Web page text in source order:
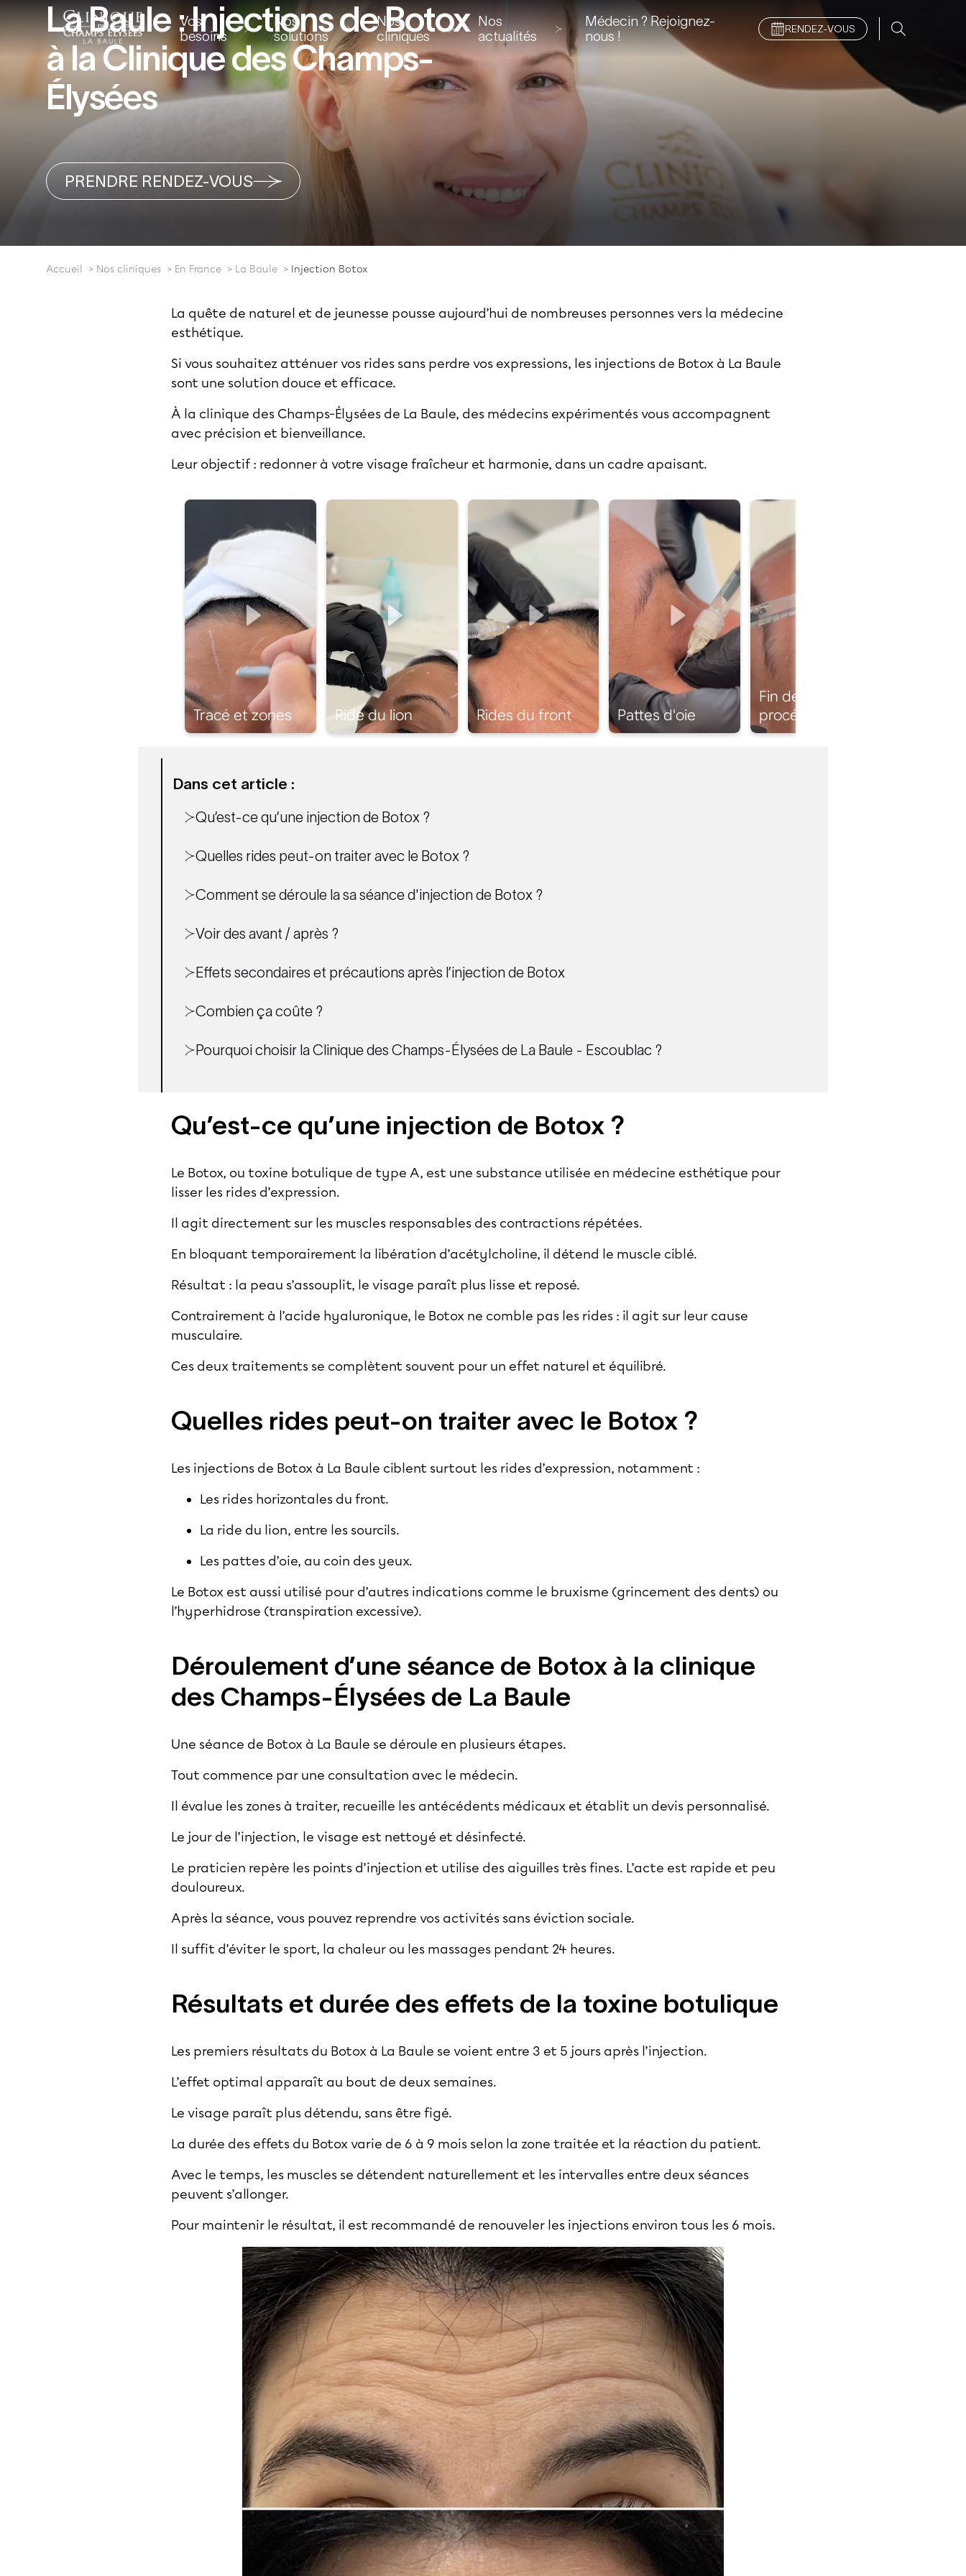
Vos
besoins
Nos
solutions
Nos
cliniques
Nos
actualités
Médecin ? Rejoignez-
nous !
RENDEZ-VOUS
La Baule : Injections de Botox
à la Clinique des Champs-
Élysées
PRENDRE RENDEZ-VOUS
Accueil Nos cliniques En France La Baule Injection Botox
Dans cet article :
Qu’est-ce qu’une injection de Botox ?
Quelles rides peut-on traiter avec le Botox ?
Comment se déroule la sa séance d'injection de Botox ?
Voir des avant / après ?
Effets secondaires et précautions après l’injection de Botox
Combien ça coûte ?
Pourquoi choisir la Clinique des Champs-Élysées de La Baule - Escoublac ?
La quête de naturel et de jeunesse pousse aujourd’hui de nombreuses personnes vers la médecine
esthétique.
Si vous souhaitez atténuer vos rides sans perdre vos expressions, les injections de Botox à La Baule
sont une solution douce et efficace.
À la clinique des Champs-Élysées de La Baule, des médecins expérimentés vous accompagnent
avec précision et bienveillance.
Leur objectif : redonner à votre visage fraîcheur et harmonie, dans un cadre apaisant.
Qu’est-ce qu’une injection de Botox ?
Le Botox, ou toxine botulique de type A, est une substance utilisée en médecine esthétique pour
lisser les rides d’expression.
Il agit directement sur les muscles responsables des contractions répétées.
En bloquant temporairement la libération d’acétylcholine, il détend le muscle ciblé.
Résultat : la peau s’assouplit, le visage paraît plus lisse et reposé.
Contrairement à l’acide hyaluronique, le Botox ne comble pas les rides : il agit sur leur cause
musculaire.
Ces deux traitements se complètent souvent pour un effet naturel et équilibré.
Quelles rides peut-on traiter avec le Botox ?
Les injections de Botox à La Baule ciblent surtout les rides d’expression, notamment :
Les rides horizontales du front.
La ride du lion, entre les sourcils.
Les pattes d’oie, au coin des yeux.
Le Botox est aussi utilisé pour d’autres indications comme le bruxisme (grincement des dents) ou
l’hyperhidrose (transpiration excessive).
Déroulement d’une séance de Botox à la clinique
des Champs-Élysées de La Baule
Une séance de Botox à La Baule se déroule en plusieurs étapes.
Tout commence par une consultation avec le médecin.
Il évalue les zones à traiter, recueille les antécédents médicaux et établit un devis personnalisé.
Le jour de l’injection, le visage est nettoyé et désinfecté.
Le praticien repère les points d’injection et utilise des aiguilles très fines. L’acte est rapide et peu
douloureux.
Après la séance, vous pouvez reprendre vos activités sans éviction sociale.
Il suffit d’éviter le sport, la chaleur ou les massages pendant 24 heures.
Résultats et durée des effets de la toxine botulique
Les premiers résultats du Botox à La Baule se voient entre 3 et 5 jours après l’injection.
L’effet optimal apparaît au bout de deux semaines.
Le visage paraît plus détendu, sans être figé.
La durée des effets du Botox varie de 6 à 9 mois selon la zone traitée et la réaction du patient.
Avec le temps, les muscles se détendent naturellement et les intervalles entre deux séances
peuvent s’allonger.
Pour maintenir le résultat, il est recommandé de renouveler les injections environ tous les 6 mois.